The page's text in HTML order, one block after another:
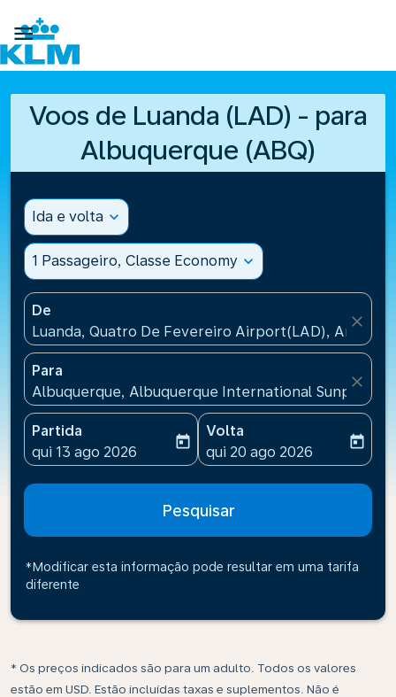

Voos de Luanda (LAD) - para
Albuquerque (ABQ)
Ida e volta expand_more
1 Passageiro, Classe Economy expand_more
De
Luanda, Quatro De Fevereiro Airport(LAD), Angola
close
Para
Albuquerque, Albuquerque International
close
Partida
fc-booking-departure-date-aria-label
qui 13 ago 2026
today
Volta
fc-booking-return-date-
qui 20 ago 2026
today
Pesquisar
*Modificar esta informação pode resultar em uma tarifa
diferente
* Os preços indicados são para um adulto. Todos os valores
estão em USD. Estão incluídas taxas e suplementos. Não é